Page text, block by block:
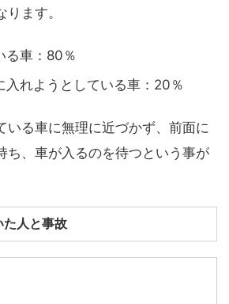
ます。
る車：80％
入れようとしている車：20％
いる車に無理に近づかず、前面に
ち、車が入るのを待つという事が
た人と事故